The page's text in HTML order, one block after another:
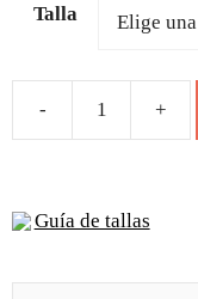
Talla
Guía de tallas